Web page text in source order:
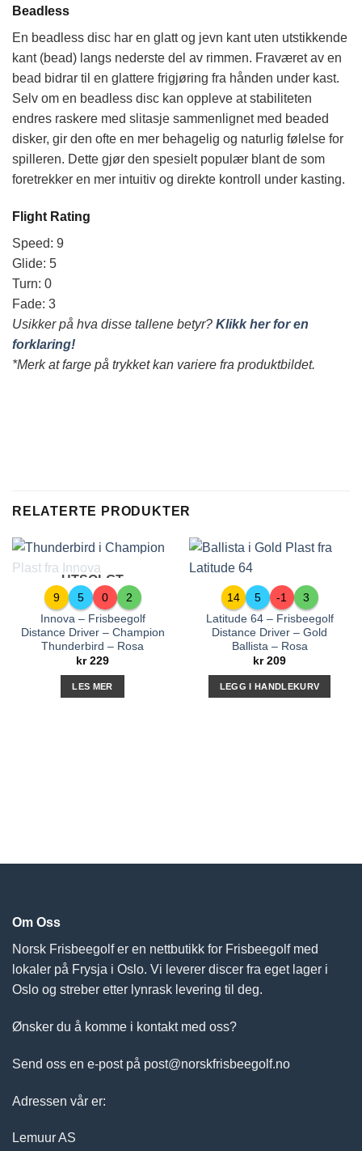
Beadless
En beadless disc har en glatt og jevn kant uten utstikkende
kant (bead) langs nederste del av rimmen. Fraværet av en
bead bidrar til en glattere frigjøring fra hånden under kast.
Selv om en beadless disc kan oppleve at stabiliteten
endres raskere med slitasje sammenlignet med beaded
disker, gir den ofte en mer behagelig og naturlig følelse for
spilleren. Dette gjør den spesielt populær blant de som
foretrekker en mer intuitiv og direkte kontroll under kasting.
Flight Rating
Speed: 9
Glide: 5
Turn: 0
Fade: 3
Usikker på hva disse tallene betyr? Klikk her for en
forklaring!
*Merk at farge på trykket kan variere fra produktbildet.
RELATERTE PRODUKTER
UTSOLGT
9 5 0
2
Innova – Frisbeegolf
Distance Driver – Champion
Thunderbird – Rosa
kr229
LES MER
14 5 -1
3
Latitude 64 – Frisbeegolf
Distance Driver – Gold
Ballista – Rosa
kr209
LEGG I HANDLEKURV
Om Oss
Norsk Frisbeegolf er en nettbutikk for Frisbeegolf med
lokaler på Frysja i Oslo. Vi leverer discer fra eget lager i
Oslo og streber etter lynrask levering til deg.
Ønsker du å komme i kontakt med oss?
Send oss en e-post på post@norskfrisbeegolf.no
Adressen vår er:
Lemuur AS